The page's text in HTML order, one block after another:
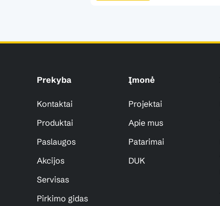
Prekyba
Kontaktai
Produktai
Paslaugos
Akcijos
Servisas
Pirkimo gidas
Įmonė
Projektai
Apie mus
Patarimai
DUK